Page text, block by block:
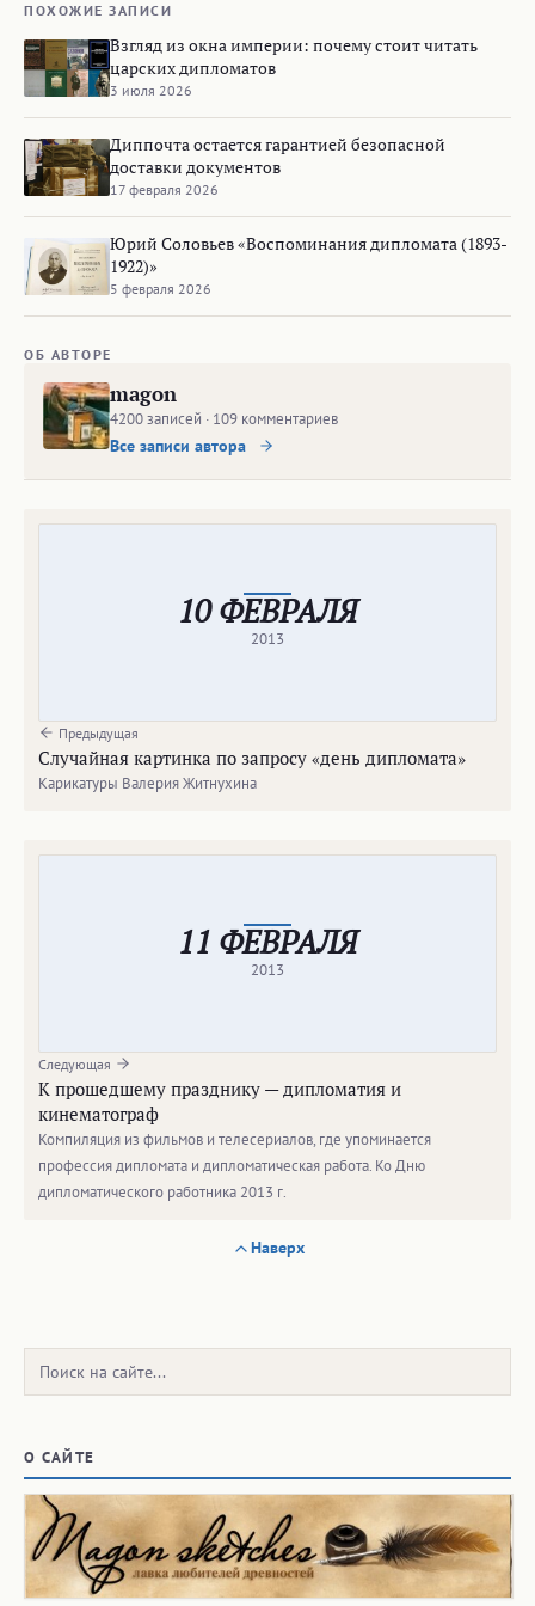
ПОХОЖИЕ ЗАПИСИ
Взгляд из окна империи: почему стоит читать
царских дипломатов
3 июля 2026
Диппочта остается гарантией безопасной
доставки документов
17 февраля 2026
Юрий Соловьев «Воспоминания дипломата (1893-
1922)»
5 февраля 2026
ОБ АВТОРЕ
magon
4200 записей · 109 комментариев
Все записи автора
10 ФЕВРАЛЯ
2013
Предыдущая
Случайная картинка по запросу «день дипломата»
Карикатуры Валерия Житнухина
11 ФЕВРАЛЯ
2013
Следующая
К прошедшему празднику — дипломатия и
кинематограф
Компиляция из фильмов и телесериалов, где упоминается
профессия дипломата и дипломатическая работа. Ко Дню
дипломатического работника 2013 г.
Наверх
Поиск:
О САЙТЕ